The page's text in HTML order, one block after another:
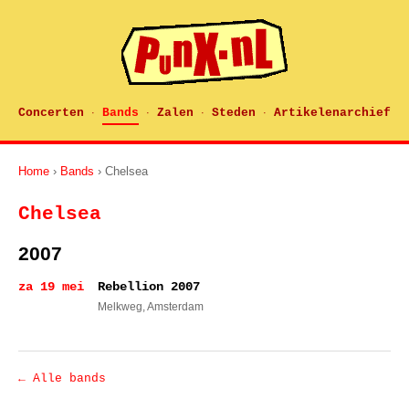
Concerten · Bands · Zalen · Steden · Artikelenarchief
Home › Bands › Chelsea
Chelsea
2007
za 19 mei Rebellion 2007
Melkweg, Amsterdam
← Alle bands